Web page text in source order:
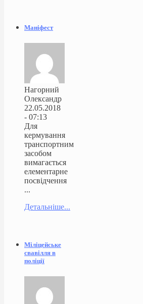
Маніфест
Нагорний
Олександр
22.05.2018
- 07:13
Для
кермування
транспортним
засобом
вимагається
елементарне
посвідчення
...
Детальніше...
Міліцейське
свавілля в
поліції